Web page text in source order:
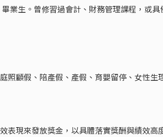
業生。曾修習過會計、財務管理課程，或具
照顧假、陪產假、產假、育嬰留停、女性生
表現來發放獎金，以具體落實獎酬與績效高